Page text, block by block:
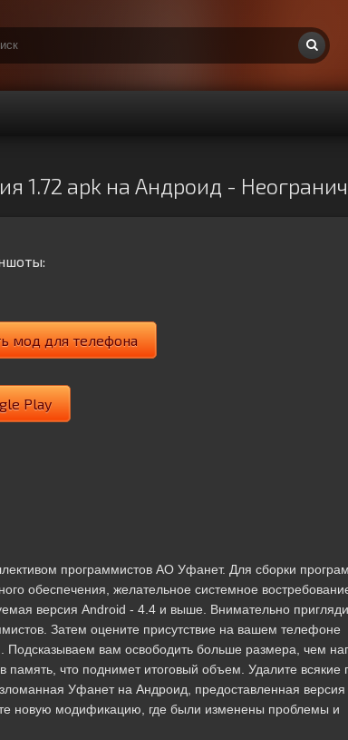
1.72 apk на Андроид -
мод для телефона
Play
программистов АО Уфанет. Для сборки
обеспечения, желательное системное
версия Android - 4.4 и выше. Внимательно
Затем оцените присутствие на вашем телефоне
вам освободить больше размера, чем
что поднимет итоговый объем. Удалите всякие
Уфанет на Андроид, предоставленная версия
новую модификацию, где были изменены проблемы и